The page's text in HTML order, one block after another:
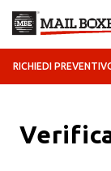
RICHIEDI